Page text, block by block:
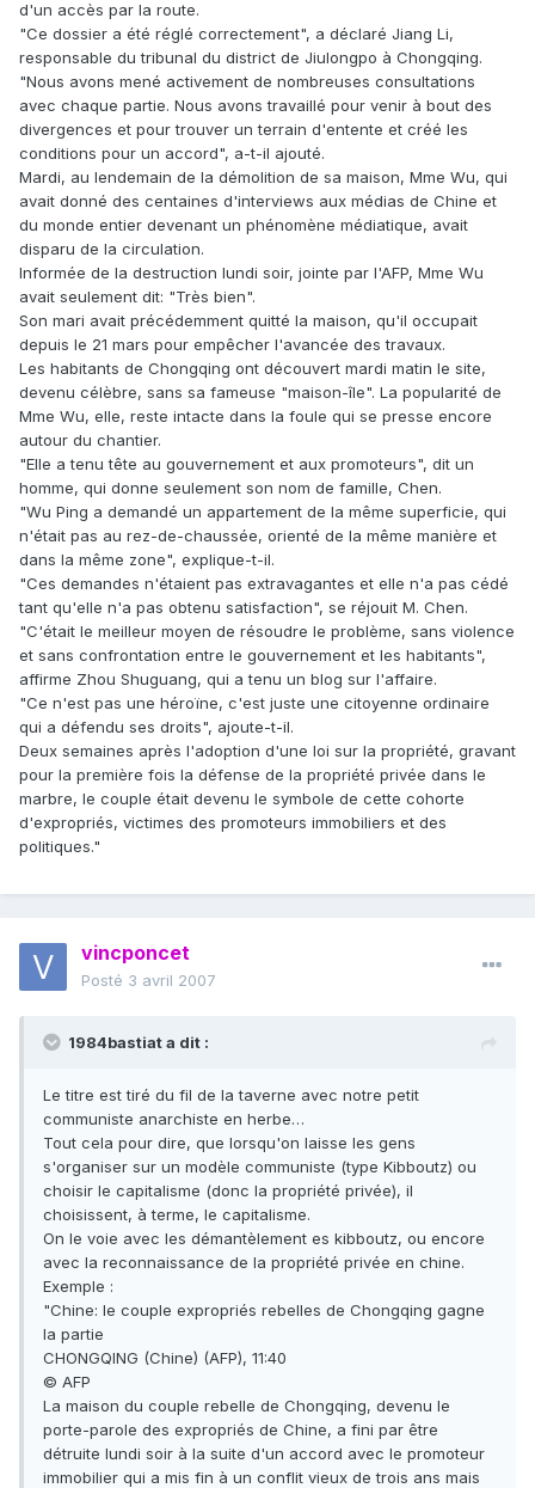
d'un accès par la route.
"Ce dossier a été réglé correctement", a déclaré Jiang Li,
responsable du tribunal du district de Jiulongpo à Chongqing.
"Nous avons mené activement de nombreuses consultations
avec chaque partie. Nous avons travaillé pour venir à bout des
divergences et pour trouver un terrain d'entente et créé les
conditions pour un accord", a-t-il ajouté.
Mardi, au lendemain de la démolition de sa maison, Mme Wu, qui
avait donné des centaines d'interviews aux médias de Chine et
du monde entier devenant un phénomène médiatique, avait
disparu de la circulation.
Informée de la destruction lundi soir, jointe par l'AFP, Mme Wu
avait seulement dit: "Très bien".
Son mari avait précédemment quitté la maison, qu'il occupait
depuis le 21 mars pour empêcher l'avancée des travaux.
Les habitants de Chongqing ont découvert mardi matin le site,
devenu célèbre, sans sa fameuse "maison-île". La popularité de
Mme Wu, elle, reste intacte dans la foule qui se presse encore
autour du chantier.
"Elle a tenu tête au gouvernement et aux promoteurs", dit un
homme, qui donne seulement son nom de famille, Chen.
"Wu Ping a demandé un appartement de la même superficie, qui
n'était pas au rez-de-chaussée, orienté de la même manière et
dans la même zone", explique-t-il.
"Ces demandes n'étaient pas extravagantes et elle n'a pas cédé
tant qu'elle n'a pas obtenu satisfaction", se réjouit M. Chen.
"C'était le meilleur moyen de résoudre le problème, sans violence
et sans confrontation entre le gouvernement et les habitants",
affirme Zhou Shuguang, qui a tenu un blog sur l'affaire.
"Ce n'est pas une héroïne, c'est juste une citoyenne ordinaire
qui a défendu ses droits", ajoute-t-il.
Deux semaines après l'adoption d'une loi sur la propriété, gravant
pour la première fois la défense de la propriété privée dans le
marbre, le couple était devenu le symbole de cette cohorte
d'expropriés, victimes des promoteurs immobiliers et des
politiques."
vincponcet
Posté 3 avril 2007
1984bastiat a dit :
Le titre est tiré du fil de la taverne avec notre petit
communiste anarchiste en herbe…
Tout cela pour dire, que lorsqu'on laisse les gens
s'organiser sur un modèle communiste (type Kibboutz) ou
choisir le capitalisme (donc la propriété privée), il
choisissent, à terme, le capitalisme.
On le voie avec les démantèlement es kibboutz, ou encore
avec la reconnaissance de la propriété privée en chine.
Exemple :
"Chine: le couple expropriés rebelles de Chongqing gagne
la partie
CHONGQING (Chine) (AFP), 11:40
© AFP
La maison du couple rebelle de Chongqing, devenu le
porte-parole des expropriés de Chine, a fini par être
détruite lundi soir à la suite d'un accord avec le promoteur
immobilier qui a mis fin à un conflit vieux de trois ans mais